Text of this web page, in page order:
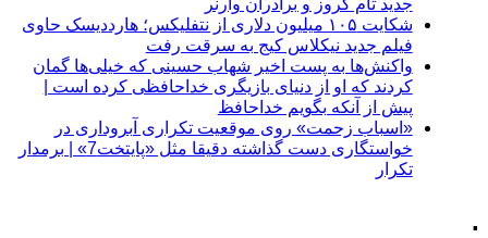
شکایت ۱۰۵ میلیون دلاری از نتفلیکس؛ هارددیسک حاوی
فیلم جدید نیکلاس کیج به سرقت رفت
واکنش‌ها به پست اخیر شهاب حسینی که خیلی‌ها گمان
کردند که او از دنیای بازیگری خداحافظی کرده است |
پیش از آنکه بگویم خداحافظ
«اسباب زحمت» روی موقعیت تکراری آبروداری در
خواستگاری دست گذاشته دقیقا مثل «پایتخت7» | برمدار
تکرار
.